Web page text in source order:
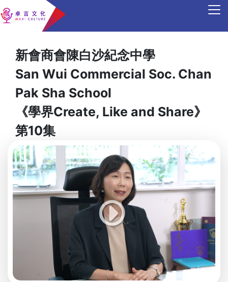
新會商會陳白沙紀念中學
San Wui Commercial Soc. Chan
Pak Sha School
《學界Create, Like and Share》
第10集